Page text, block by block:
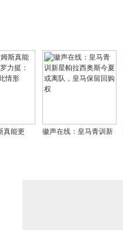
真能更
徽声在线：皇马青训新